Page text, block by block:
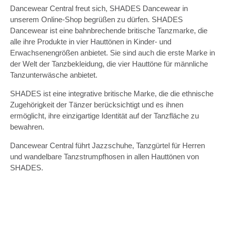
Dancewear Central freut sich, SHADES Dancewear in
unserem Online-Shop begrüßen zu dürfen. SHADES
Dancewear ist eine bahnbrechende britische Tanzmarke, die
alle ihre Produkte in vier Hauttönen in Kinder- und
Erwachsenengrößen anbietet. Sie sind auch die erste Marke in
der Welt der Tanzbekleidung, die vier Hauttöne für männliche
Tanzunterwäsche anbietet.
SHADES ist eine integrative britische Marke, die die ethnische
Zugehörigkeit der Tänzer berücksichtigt und es ihnen
ermöglicht, ihre einzigartige Identität auf der Tanzfläche zu
bewahren.
Dancewear Central führt Jazzschuhe, Tanzgürtel für Herren
und wandelbare Tanzstrumpfhosen in allen Hauttönen von
SHADES.